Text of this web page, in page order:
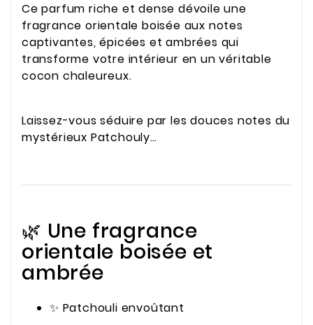
Ce parfum riche et dense dévoile une
fragrance orientale boisée aux notes
captivantes, épicées et ambrées qui
transforme votre intérieur en un véritable
cocon chaleureux.
Laissez-vous séduire par les douces notes du
mystérieux Patchouly…
🌿 Une fragrance
orientale boisée et
ambrée
✨ Patchouli envoûtant